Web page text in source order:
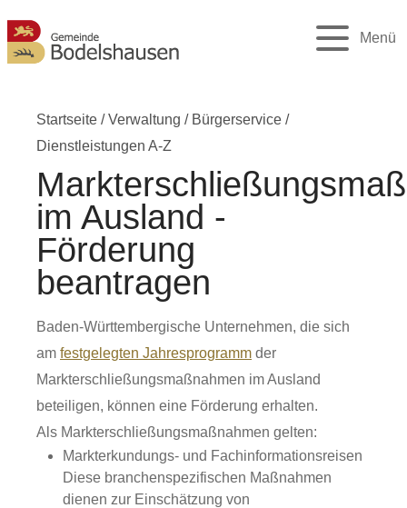
Menü
Startseite /Verwaltung / Bürgerservice /
Dienstleistungen A-Z
im Ausland -
Förderung
beantragen
Baden-Württembergische Unternehmen, die sich
am festgelegten Jahresprogramm der
Markterschließungsmaßnahmen im Ausland
beteiligen, können eine Förderung erhalten.
Als Markterschließungsmaßnahmen gelten:
Markterkundungs- und Fachinformationsreisen
Diese branchenspezifischen Maßnahmen
dienen zur Einschätzung von